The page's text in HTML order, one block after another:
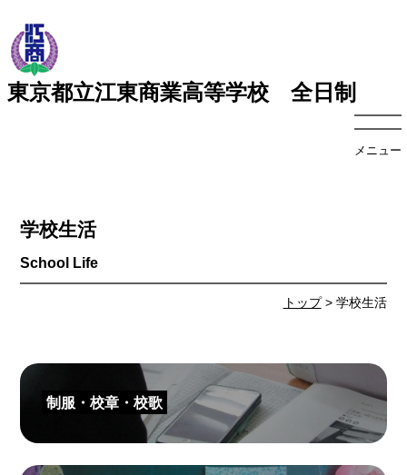
東京都立江東商業高等学校 全日制
メニュー
トップ> 学校生活
学校生活
制服・校章・校歌